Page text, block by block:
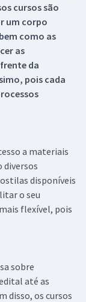
cursos são
um corpo
como as
as
da
pois cada
a materiais
diversos
disponíveis
o seu
flexível, pois
sobre
até as
disso, os cursos